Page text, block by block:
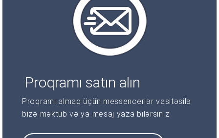
Proqramı satın alın
Proqramı almaq üçün messencerlər vasitəsilə
bizə məktub və ya mesaj yaza bilərsiniz